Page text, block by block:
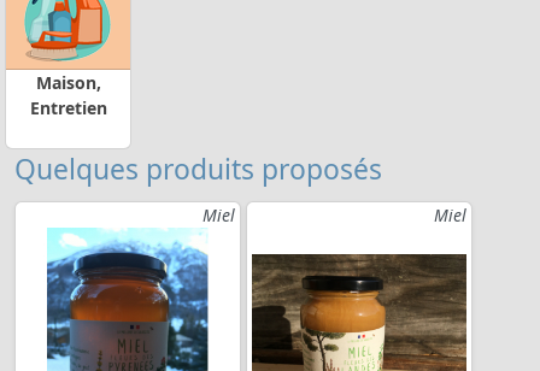
Maison,
Entretien
Quelques produits proposés
Miel Miel